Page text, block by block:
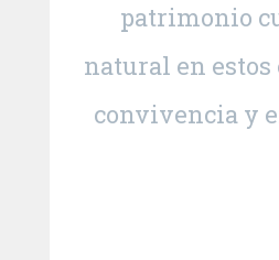
patrimonio
natural en estos
convivencia y